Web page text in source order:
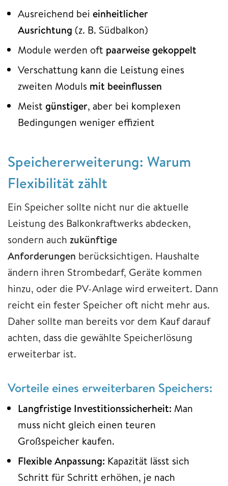
Ausreichend bei einheitlicher
Ausrichtung (z. B. Südbalkon)
Module werden oft paarweise gekoppelt
Verschattung kann die Leistung eines
zweiten Moduls mit beeinflussen
Meist günstiger, aber bei komplexen
Bedingungen weniger effizient
Speichererweiterung: Warum
Flexibilität zählt
Ein Speicher sollte nicht nur die aktuelle
Leistung des Balkonkraftwerks abdecken,
sondern auch zukünftige
Anforderungen berücksichtigen. Haushalte
ändern ihren Strombedarf, Geräte kommen
hinzu, oder die PV-Anlage wird erweitert. Dann
reicht ein fester Speicher oft nicht mehr aus.
Daher sollte man bereits vor dem Kauf darauf
achten, dass die gewählte Speicherlösung
erweiterbar ist.
Vorteile eines erweiterbaren Speichers:
Langfristige Investitionssicherheit: Man
muss nicht gleich einen teuren
Großspeicher kaufen.
Flexible Anpassung: Kapazität lässt sich
Schritt für Schritt erhöhen, je nach